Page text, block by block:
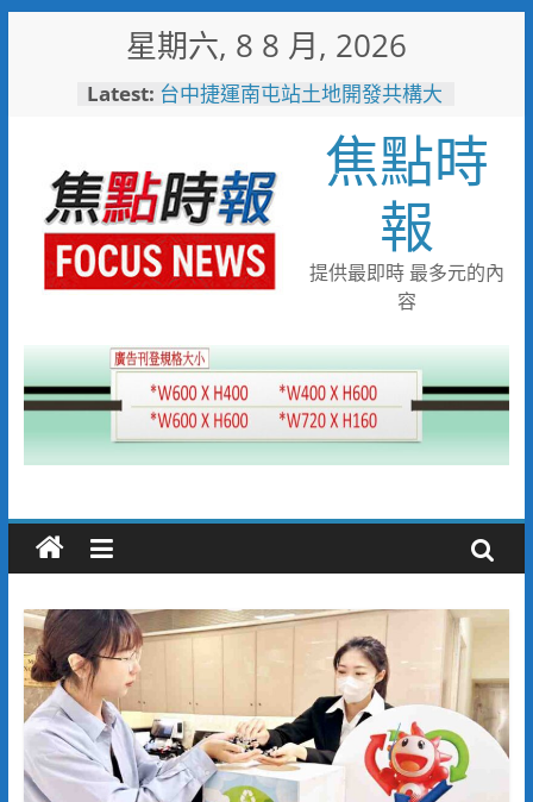
星期六, 8 8 月, 2026
Latest: 台中捷運南屯站土地開發共構大
新地標實現軌道經濟願景
警友辦事處大力相挺！岡山分局
送上「父親節」暖心祝福
守望相助的暖心守護 湖內警消
聯手破門化解獨居翁的危機
歡慶父親節！《台中通
TCPASS》APP 攜手在地名店熱
捐「300萬」助熊本震災重建
焦點時
報
提供最即時 最多元的內
容